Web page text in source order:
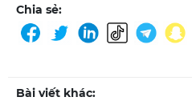
Chia sẻ:
Bài viết khác: